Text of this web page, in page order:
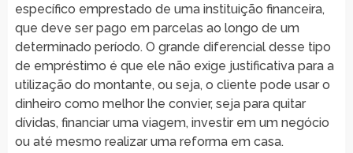
específico emprestado de uma instituição financeira,
que deve ser pago em parcelas ao longo de um
determinado período. O grande diferencial desse tipo
de empréstimo é que ele não exige justificativa para a
utilização do montante, ou seja, o cliente pode usar o
dinheiro como melhor lhe convier, seja para quitar
dívidas, financiar uma viagem, investir em um negócio
ou até mesmo realizar uma reforma em casa.